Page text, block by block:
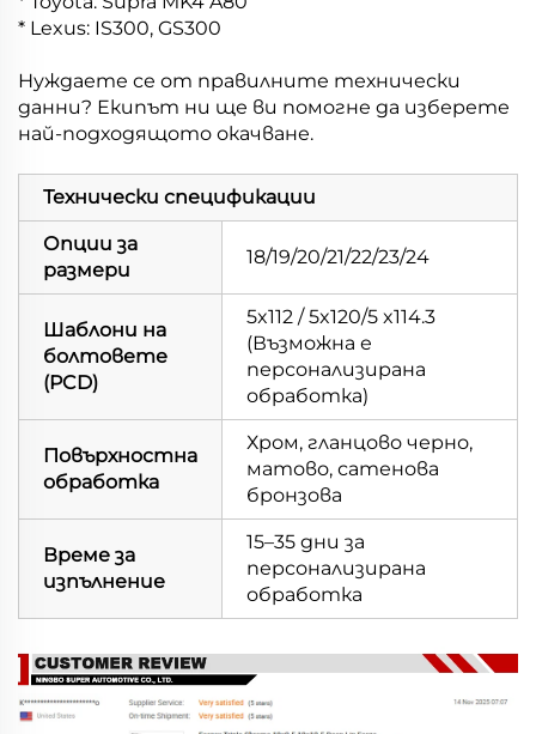
* Lexus: IS300, GS300
Нуждаете се от правилните технически
данни? Екипът ни ще ви помогне да изберете
най-подходящото окачване.
Технически спецификации
Опции за
размери
18/19/20/21/22/23/24
Шаблони на
болтовете
(PCD)
5x112 / 5x120/5 x114.3
(Възможна е
персонализирана
обработка)
Повърхностна
обработка
Хром, гланцово черно,
матово, сатенова
бронзова
Време за
изпълнение
15–35 дни за
персонализирана
обработка